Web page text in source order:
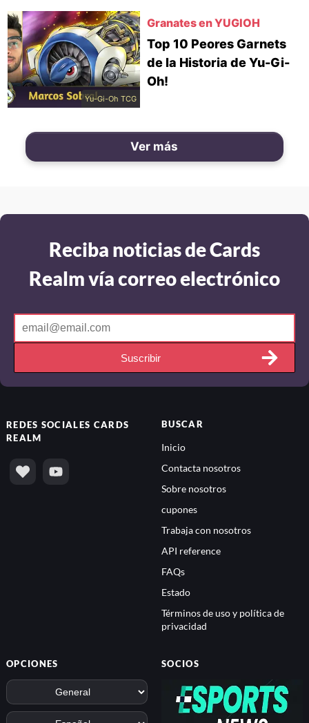
Yu-Gi-Oh TCG
Granates en YUGIOH
Top 10 Peores Garnets
de la Historia de Yu-Gi-
Oh!
Ver más
Reciba noticias de Cards
Realm vía correo electrónico
Suscribir
REDES SOCIALES CARDS
REALM
BUSCAR
Inicio
Contacta nosotros
Sobre nosotros
cupones
Trabaja con nosotros
API reference
FAQs
Estado
Términos de uso y política de
privacidad
OPCIONES SOCIOS